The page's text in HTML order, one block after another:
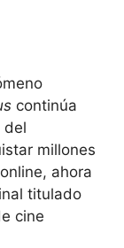
continúa
del
millones
ahora
titulado
cine